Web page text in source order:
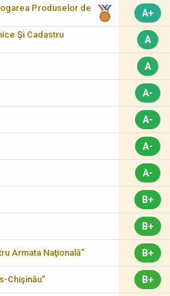
Produselor de
A+
Şi Cadastru
A
A
A-
A-
A-
A-
B+
B+
Armata Naţională” B+
Chişinău” B+